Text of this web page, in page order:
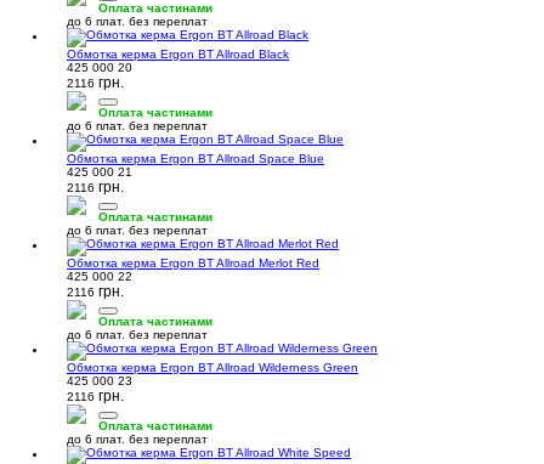
Оплата частинами
до 6 плат. без переплат
Обмотка керма Ergon BT Allroad Black
425 000 20
2116 грн.
Оплата частинами
до 6 плат. без переплат
Обмотка керма Ergon BT Allroad Space Blue
425 000 21
2116 грн.
Оплата частинами
до 6 плат. без переплат
Обмотка керма Ergon BT Allroad Merlot Red
425 000 22
2116 грн.
Оплата частинами
до 6 плат. без переплат
Обмотка керма Ergon BT Allroad Wilderness Green
425 000 23
2116 грн.
Оплата частинами
до 6 плат. без переплат